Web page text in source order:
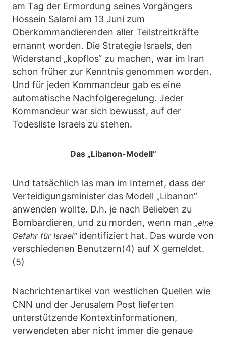
am Tag der Ermordung seines Vorgängers
Hossein Salami am 13 Juni zum
Oberkommandierenden aller Teilstreitkräfte
ernannt worden. Die Strategie Israels, den
Widerstand „kopflos“ zu machen, war im Iran
schon früher zur Kenntnis genommen worden.
Und für jeden Kommandeur gab es eine
automatische Nachfolgeregelung. Jeder
Kommandeur war sich bewusst, auf der
Todesliste Israels zu stehen.
Das „Libanon-Modell“
Und tatsächlich las man im Internet, dass der
Verteidigungsminister das Modell „Libanon“
anwenden wollte. D.h. je nach Belieben zu
Bombardieren, und zu morden, wenn man „eine
Gefahr für Israel“identifiziert hat. Das wurde von
verschiedenen Benutzern(4) auf X gemeldet.
(5)
Nachrichtenartikel von westlichen Quellen wie
CNN und der Jerusalem Post lieferten
unterstützende Kontextinformationen,
verwendeten aber nicht immer die genaue